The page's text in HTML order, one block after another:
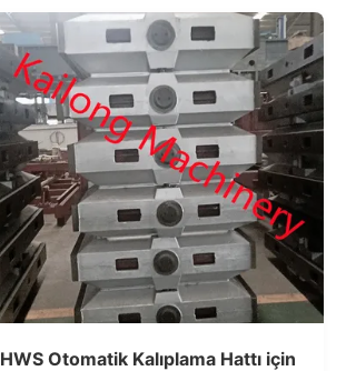
HWS Otomatik Kalıplama Hattı için